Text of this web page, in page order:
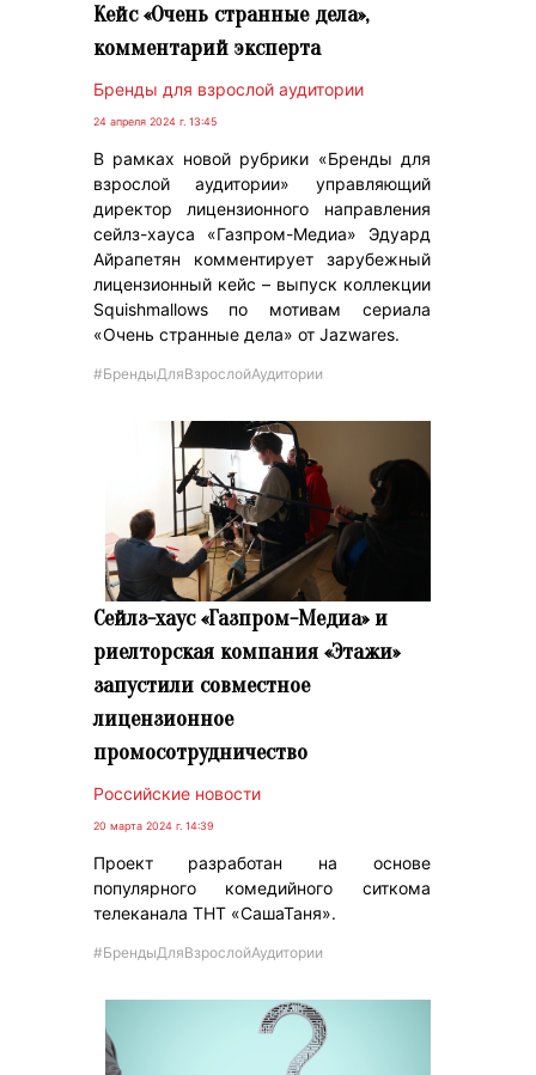
Кейс «Очень странные дела»,
комментарий эксперта
Бренды для взрослой аудитории
24 апреля 2024 г. 13:45
В рамках новой рубрики «Бренды для
взрослой аудитории» управляющий
директор лицензионного направления
сейлз-хауса «Газпром-Медиа» Эдуард
Айрапетян комментирует зарубежный
лицензионный кейс – выпуск коллекции
Squishmallows по мотивам сериала
«Очень странные дела» от Jazwares.
#БрендыДляВзрослойАудитории
Сейлз-хаус «Газпром-Медиа» и
риелторская компания «Этажи»
запустили совместное
лицензионное
промосотрудничество
Российские новости
20 марта 2024 г. 14:39
Проект разработан на основе
популярного комедийного ситкома
телеканала ТНТ «СашаТаня».
#БрендыДляВзрослойАудитории